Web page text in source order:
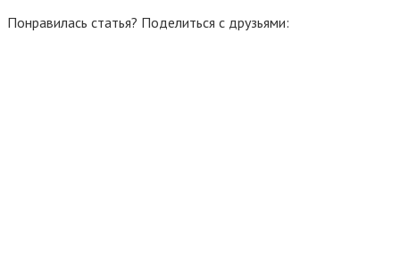
Понравилась статья? Поделиться с друзьями: